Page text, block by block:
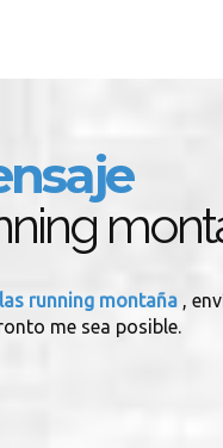
running montaña ,
me sea posible.